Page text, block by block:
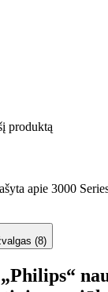
produktą
apie 3000
(8)